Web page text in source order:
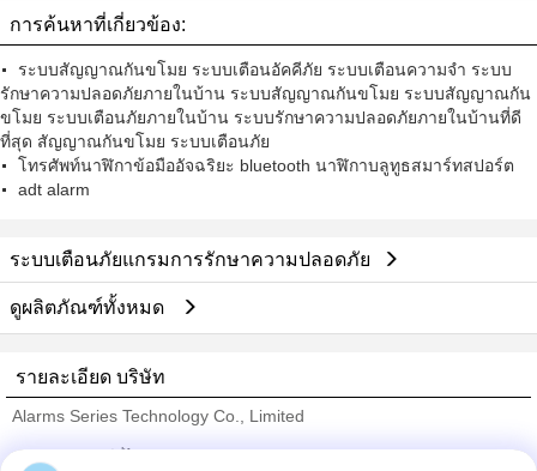
การค้นหาที่เกี่ยวข้อง:
ระบบสัญญาณกันขโมย ระบบเตือนอัคคีภัย ระบบเตือนความจำ ระบบ
รักษาความปลอดภัยภายในบ้าน ระบบสัญญาณกันขโมย ระบบสัญญาณกัน
ขโมย ระบบเตือนภัยภายในบ้าน ระบบรักษาความปลอดภัยภายในบ้านที่ดี
ที่สุด สัญญาณกันขโมย ระบบเตือนภัย
โทรศัพท์นาฬิกาข้อมืออัจฉริยะ bluetooth นาฬิกาบลูทูธสมาร์ทสปอร์ต
adt alarm
ระบบเตือนภัยแกรมการรักษาความปลอดภัย
ดูผลิตภัณฑ์ทั้งหมด
รายละเอียด บริษัท
Alarms Series Technology Co., Limited